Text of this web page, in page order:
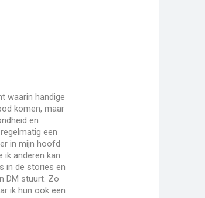
waarin handige
komen, maar
en
een
in mijn hoofd
ik anderen kan
in de stories en
DM stuurt. Zo
ik hun ook een